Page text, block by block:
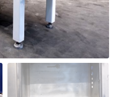
the
selected
search
result.
Touch
device